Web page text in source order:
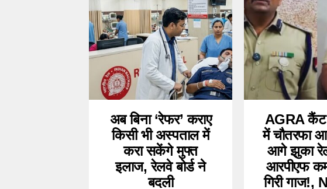
अब बिना ‘रेफर’ कराए
किसी भी अस्पताल में
करा सकेंगे मुफ्त
इलाज, रेलवे बोर्ड ने
बदली
AGRA
में चौतरफा
आगे झुका
आरपीएफ
गिरी गाज!,